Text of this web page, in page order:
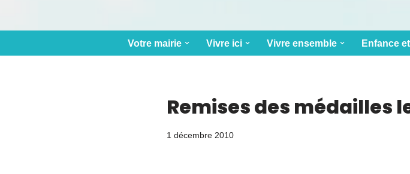
Votre mairie Vivre ici Vivre ensemble Enfance
Remises des médailles
1 décembre 2010